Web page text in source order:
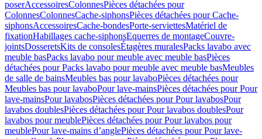
poserAccessoiresColonnesPièces détachées pour
ColonnesColonnesCache-siphonsPièces détachées pour Cache-
siphonsAccessoiresCache-bondesPorte-serviettesMatériel de
fixationHabillages cache-siphonsEquerres de montageCouvre-
jointsDosseretsKits de consolesÉtagères muralesPacks lavabo avec
meuble basPacks lavabo pour meuble avec meuble basPièces
détachées pour Packs lavabo pour meuble avec meuble basMeubles
de salle de bainsMeubles bas pour lavaboPièces détachées pour
Meubles bas pour lavaboPour lave-mainsPièces détachées pour Pour
lave-mainsPour lavabosPièces détachées pour Pour lavabosPour
lavabos doublesPièces détachées pour Pour lavabos doublesPour
lavabos pour meublePièces détachées pour Pour lavabos pour
meublePour lave-mains d’anglePièces détachées pour Pour lave-